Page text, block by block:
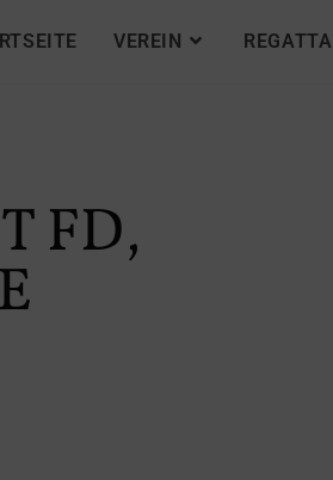
VEREIN REGATTA
FD,